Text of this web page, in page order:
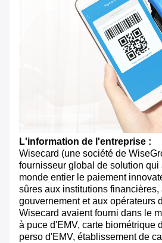
L'information de l'entreprise :
Wisecard (une société de
fournisseur global de solution qui
monde entier le paiement
sûres aux institutions financières,
gouvernement et aux opérateurs
Wisecard avaient fourni dans le
à puce d'EMV, carte biométrique
perso d'EMV, établissement de